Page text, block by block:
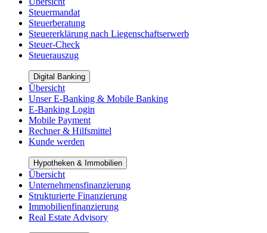
Steuermandat
Steuerberatung
Steuererklärung nach Liegenschaftserwerb
Steuer-Check
Steuerauszug
Digital Banking
Übersicht
Unser E-Banking & Mobile Banking
E-Banking Login
Mobile Payment
Rechner & Hilfsmittel
Kunde werden
Hypotheken & Immobilien
Übersicht
Unternehmensfinanzierung
Strukturierte Finanzierung
Immobilienfinanzierung
Real Estate Advisory